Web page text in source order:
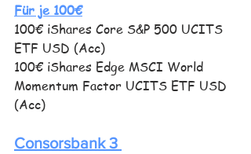
Für je 100€
100€ iShares Core S&P 500 UCITS
ETF USD (Acc)
100€ iShares Edge MSCI World
Momentum Factor UCITS ETF USD
(Acc)
Consorsbank 3